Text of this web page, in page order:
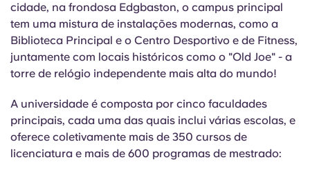
cidade, na frondosa Edgbaston, o campus principal
tem uma mistura de instalações modernas, como a
Biblioteca Principal e o Centro Desportivo e de Fitness,
juntamente com locais históricos como o "Old Joe" - a
torre de relógio independente mais alta do mundo!
A universidade é composta por cinco faculdades
principais, cada uma das quais inclui várias escolas, e
oferece coletivamente mais de 350 cursos de
licenciatura e mais de 600 programas de mestrado: